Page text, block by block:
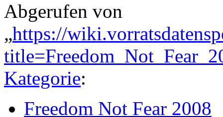
Abgerufen von
„https://
Kategorie:
Freedom Not Fear 2008